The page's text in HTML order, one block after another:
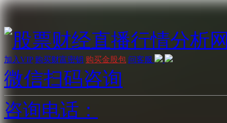
加入VIP 购买财富密钥 购买金股包 问客服
微信扫码咨询
咨询电话：